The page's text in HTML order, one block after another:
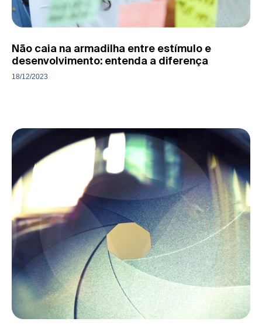
Não caia na armadilha entre estímulo e
desenvolvimento: entenda a diferença
18/12/2023